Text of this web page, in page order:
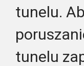
tunelu.
tunelu